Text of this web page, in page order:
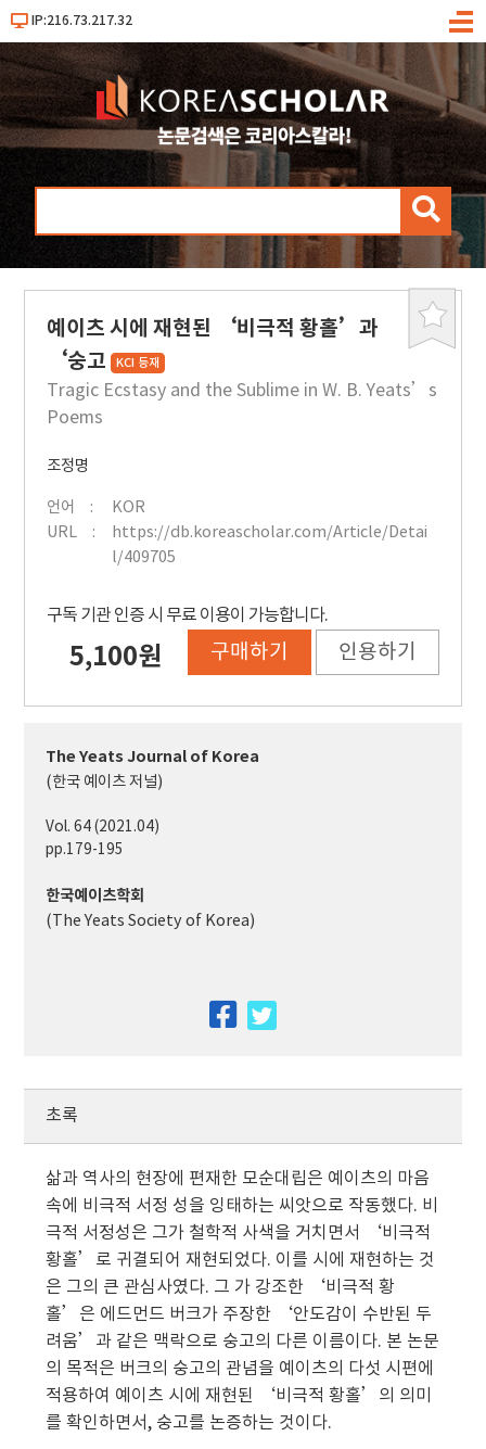
IP:216.73.217.32
메
검
북
예이츠 시에 재현된 ‘비극적 황홀’과
‘숭고 KCI 등재
Tragic Ecstasy and the Sublime in W. B. Yeats’s
Poems
조정명
언어
KOR
URL
https://db.koreascholar.com/Article/Detai
l/409705
구독 기관 인증 시 무료 이용이 가능합니다.
5,100원 구매하기 인용하기
The Yeats Journal of Korea
(한국 예이츠 저널)
Vol. 64 (2021.04)
pp.179-195
한국예이츠학회
(The Yeats Society of Korea)
facebook
초록
삶과 역사의 현장에 편재한 모순대립은 예이츠의 마음
속에 비극적 서정 성을 잉태하는 씨앗으로 작동했다. 비
극적 서정성은 그가 철학적 사색을 거치면서 ‘비극적
황홀’로 귀결되어 재현되었다. 이를 시에 재현하는 것
은 그의 큰 관심사였다. 그 가 강조한 ‘비극적 황
홀’은 에드먼드 버크가 주장한 ‘안도감이 수반된 두
려움’과 같은 맥락으로 숭고의 다른 이름이다. 본 논문
의 목적은 버크의 숭고의 관념을 예이츠의 다섯 시편에
적용하여 예이츠 시에 재현된 ‘비극적 황홀’의 의미
를 확인하면서, 숭고를 논증하는 것이다.